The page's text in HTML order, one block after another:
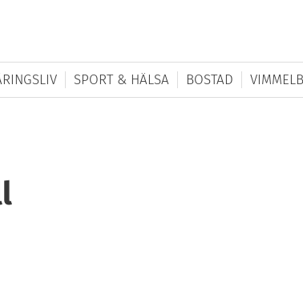
SPORT & HÄLSA BOSTAD